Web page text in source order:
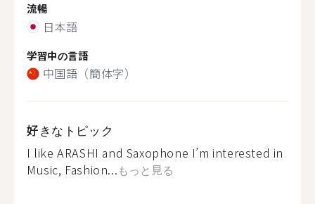
流暢
日本語
学習中の言語
中国語（簡体字）
好きなトピック
I like ARASHI and Saxophone I’m interested in
Music, Fashion...もっと見る